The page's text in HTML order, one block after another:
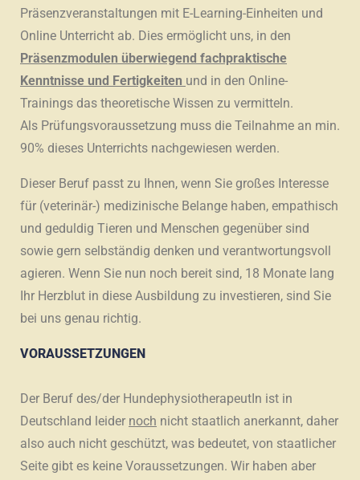
Präsenzveranstaltungen mit E-Learning-Einheiten und
Online Unterricht ab. Dies ermöglicht uns, in den
Präsenzmodulen überwiegend fachpraktische
Kenntnisse und Fertigkeiten und in den Online-
Trainings das theoretische Wissen zu vermitteln.
Als Prüfungsvoraussetzung muss die Teilnahme an min.
90% dieses Unterrichts nachgewiesen werden.
Dieser Beruf passt zu Ihnen, wenn Sie großes Interesse
für (veterinär-) medizinische Belange haben, empathisch
und geduldig Tieren und Menschen gegenüber sind
sowie gern selbständig denken und verantwortungsvoll
agieren. Wenn Sie nun noch bereit sind, 18 Monate lang
Ihr Herzblut in diese Ausbildung zu investieren, sind Sie
bei uns genau richtig.
VORAUSSETZUNGEN
Der Beruf des/der HundephysiotherapeutIn ist in
Deutschland leider noch nicht staatlich anerkannt, daher
also auch nicht geschützt, was bedeutet, von staatlicher
Seite gibt es keine Voraussetzungen. Wir haben aber